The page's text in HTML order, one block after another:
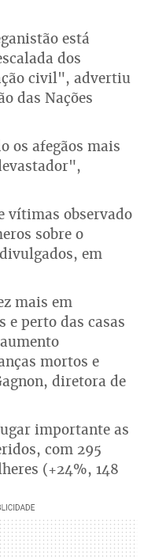
está
dos
civil", advertiu
das Nações
os afegãos mais
vítimas observado
sobre o
em
mais em
e perto das casas
mortos e
diretora de
importante as
com 295
(+24%, 148